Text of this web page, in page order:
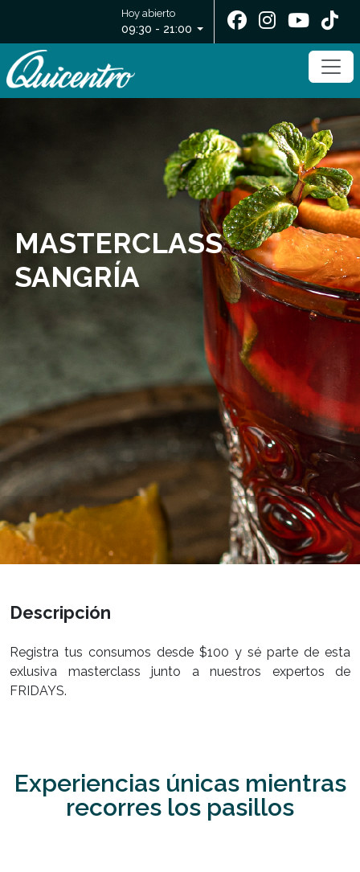
Hoy abierto
09:30 - 21:00
MASTERCLASS
SANGRÍA
Descripción
Registra tus consumos desde $100 y sé parte de esta
exlusiva masterclass junto a nuestros expertos de
FRIDAYS.
Experiencias únicas mientras
recorres los pasillos